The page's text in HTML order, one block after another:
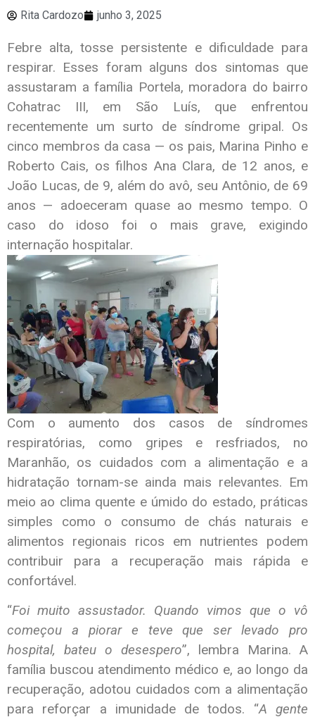
Rita Cardozo junho 3, 2025
Febre alta, tosse persistente e dificuldade para
respirar. Esses foram alguns dos sintomas que
assustaram a família Portela, moradora do bairro
Cohatrac III, em São Luís, que enfrentou
recentemente um surto de síndrome gripal. Os
cinco membros da casa — os pais, Marina Pinho e
Roberto Cais, os filhos Ana Clara, de 12 anos, e
João Lucas, de 9, além do avô, seu Antônio, de 69
anos — adoeceram quase ao mesmo tempo. O
caso do idoso foi o mais grave, exigindo
internação hospitalar.
Com o aumento dos casos de síndromes
respiratórias, como gripes e resfriados, no
Maranhão, os cuidados com a alimentação e a
hidratação tornam-se ainda mais relevantes. Em
meio ao clima quente e úmido do estado, práticas
simples como o consumo de chás naturais e
alimentos regionais ricos em nutrientes podem
contribuir para a recuperação mais rápida e
confortável.
“Foi muito assustador. Quando vimos que o vô
começou a piorar e teve que ser levado pro
hospital, bateu o desespero”, lembra Marina. A
família buscou atendimento médico e, ao longo da
recuperação, adotou cuidados com a alimentação
para reforçar a imunidade de todos. “A gente